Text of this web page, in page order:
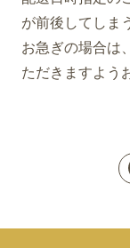
が前後してしま
お急ぎの場合は
ただきますよう